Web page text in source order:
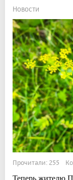
Новости
Прочитали: 255
Теперь жителю